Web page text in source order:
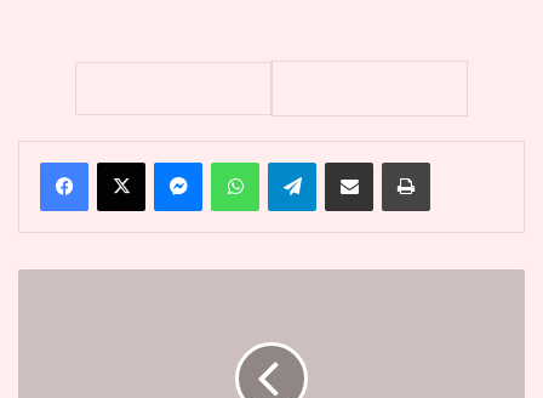
FacebookX MessengerWhatsAppTelegramPartager par email Imprimer